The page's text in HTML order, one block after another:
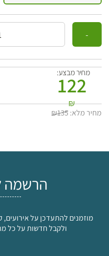
כמות
מחיר מבצע:
122
₪
מחיר מלא:₪135
הרשמה
מוזמנים להתעדכן על אירועים,
ולקבל חדשות על כל